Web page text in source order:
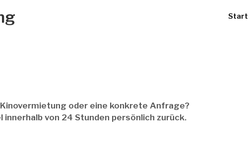
Start
oder eine konkrete Anfrage?
innerhalb von 24 Stunden persönlich zurück.